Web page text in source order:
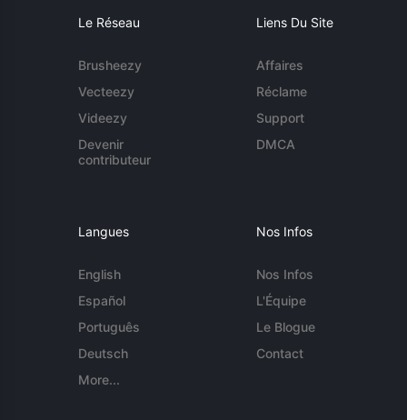
Le Réseau
Brusheezy
Vecteezy
Videezy
Devenir
contributeur
Liens Du Site
Affaires
Réclame
Support
DMCA
Langues
English
Español
Português
Deutsch
More...
Nos Infos
Nos Infos
L'Équipe
Le Blogue
Contact